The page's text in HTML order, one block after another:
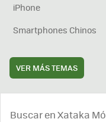
iPhone
Smartphones Chinos
VER MÁS TEMAS